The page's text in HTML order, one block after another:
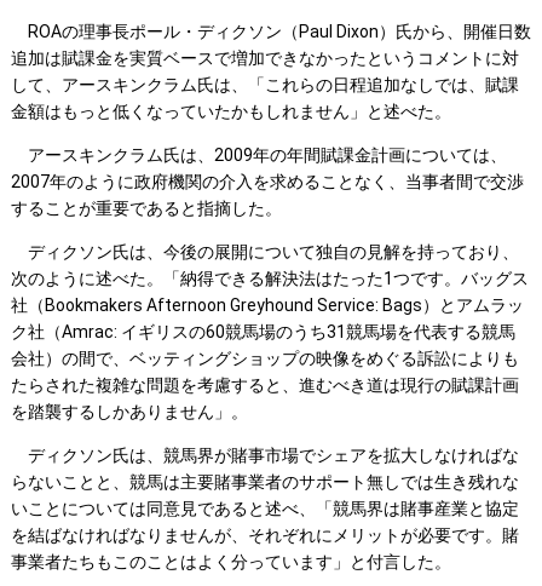
ROAの理事長ポール・ディクソン（Paul Dixon）氏から、開催日数
追加は賦課金を実質ベースで増加できなかったというコメントに対
して、アースキンクラム氏は、「これらの日程追加なしでは、賦課
金額はもっと低くなっていたかもしれません」と述べた。
アースキンクラム氏は、2009年の年間賦課金計画については、
2007年のように政府機関の介入を求めることなく、当事者間で交渉
することが重要であると指摘した。
ディクソン氏は、今後の展開について独自の見解を持っており、
次のように述べた。「納得できる解決法はたった1つです。バッグス
社（Bookmakers Afternoon Greyhound Service: Bags）とアムラッ
ク社（Amrac: イギリスの60競馬場のうち31競馬場を代表する競馬
会社）の間で、ベッティングショップの映像をめぐる訴訟によりも
たらされた複雑な問題を考慮すると、進むべき道は現行の賦課計画
を踏襲するしかありません」。
ディクソン氏は、競馬界が賭事市場でシェアを拡大しなければな
らないことと、競馬は主要賭事業者のサポート無しでは生き残れな
いことについては同意見であると述べ、「競馬界は賭事産業と協定
を結ばなければなりませんが、それぞれにメリットが必要です。賭
事業者たちもこのことはよく分っています」と付言した。